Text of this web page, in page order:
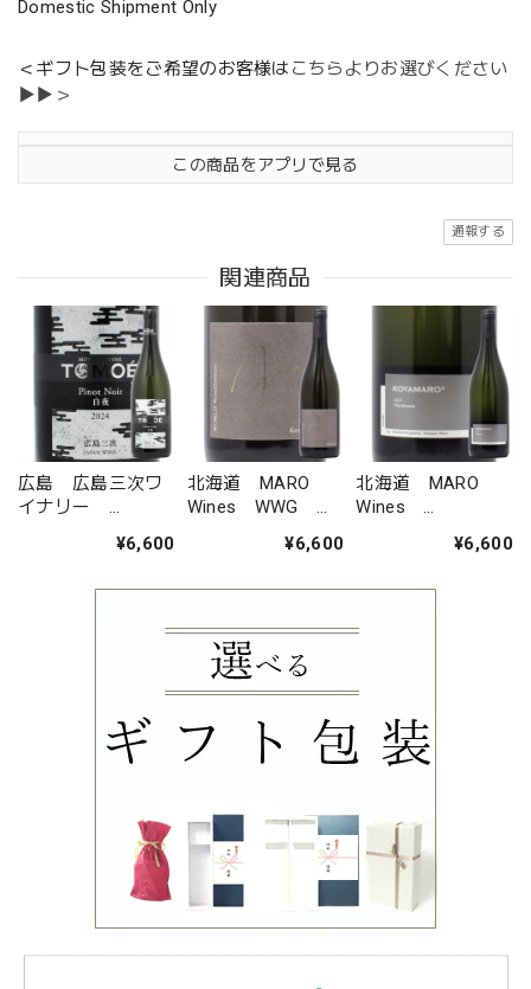
Domestic Shipment Only
＜ギフト包装をご希望のお客様は こちらよりお選びください
▶▶＞
この商品をアプリで見る
通報する
関連商品
広島 広島三次ワ
イナリー
ワール 白夜 2024
¥6,600
北海道 MARO
Wines WWG
¥6,600
北海道 MARO
Wines
¥6,600